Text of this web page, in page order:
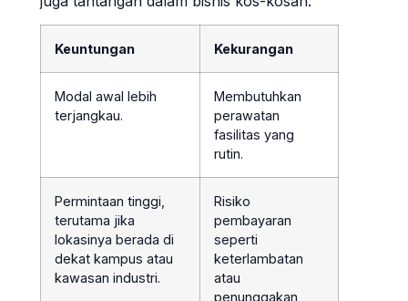
Keuntungan Kekurangan
Modal awal lebih
terjangkau.
Membutuhkan
perawatan
fasilitas yang
rutin.
Permintaan tinggi,
terutama jika
lokasinya berada di
dekat kampus atau
kawasan industri.
Risiko
pembayaran
seperti
keterlambatan
atau
penunggakan